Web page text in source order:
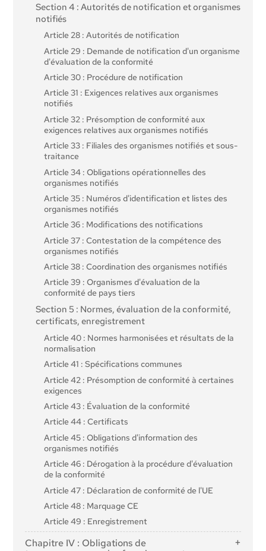
Section 4 : Autorités de notification et organismes
notifiés
Article 28 : Autorités de notification
Article 29 : Demande de notification d'un organisme
d'évaluation de la conformité
Article 30 : Procédure de notification
Article 31 : Exigences relatives aux organismes
notifiés
Article 32 : Présomption de conformité aux
exigences relatives aux organismes notifiés
Article 33 : Filiales des organismes notifiés et sous-
traitance
Article 34 : Obligations opérationnelles des
organismes notifiés
Article 35 : Numéros d'identification et listes des
organismes notifiés
Article 36 : Modifications des notifications
Article 37 : Contestation de la compétence des
organismes notifiés
Article 38 : Coordination des organismes notifiés
Article 39 : Organismes d'évaluation de la
conformité de pays tiers
Section 5 : Normes, évaluation de la conformité,
certificats, enregistrement
Article 40 : Normes harmonisées et résultats de la
normalisation
Article 41 : Spécifications communes
Article 42 : Présomption de conformité à certaines
exigences
Article 43 : Évaluation de la conformité
Article 44 : Certificats
Article 45 : Obligations d'information des
organismes notifiés
Article 46 : Dérogation à la procédure d'évaluation
de la conformité
Article 47 : Déclaration de conformité de l'UE
Article 48 : Marquage CE
Article 49 : Enregistrement
Chapitre IV : Obligations de